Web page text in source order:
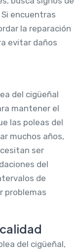
encuentras
la reparación
evitar daños
del cigüeñal
mantener el
las poleas del
muchos años,
ser
del
de
problemas
del cigüeñal,